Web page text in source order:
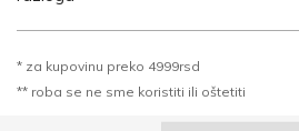
* za kupovinu preko 4999rsd
** roba se ne sme koristiti ili oštetiti